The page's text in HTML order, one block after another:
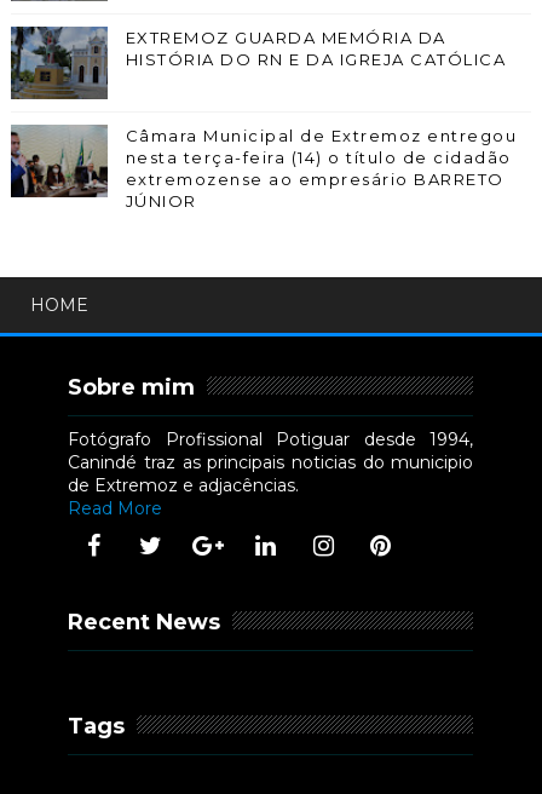
EXTREMOZ GUARDA MEMÓRIA DA
HISTÓRIA DO RN E DA IGREJA CATÓLICA
Câmara Municipal de Extremoz entregou
nesta terça-feira (14) o título de cidadão
extremozense ao empresário BARRETO
JÚNIOR
HOME
Sobre mim
Fotógrafo Profissional Potiguar desde 1994,
Canindé traz as principais noticias do municipio
de Extremoz e adjacências.
Read More
Recent News
Tags